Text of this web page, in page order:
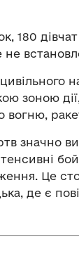
180
не
зоною
значно
Це
де є